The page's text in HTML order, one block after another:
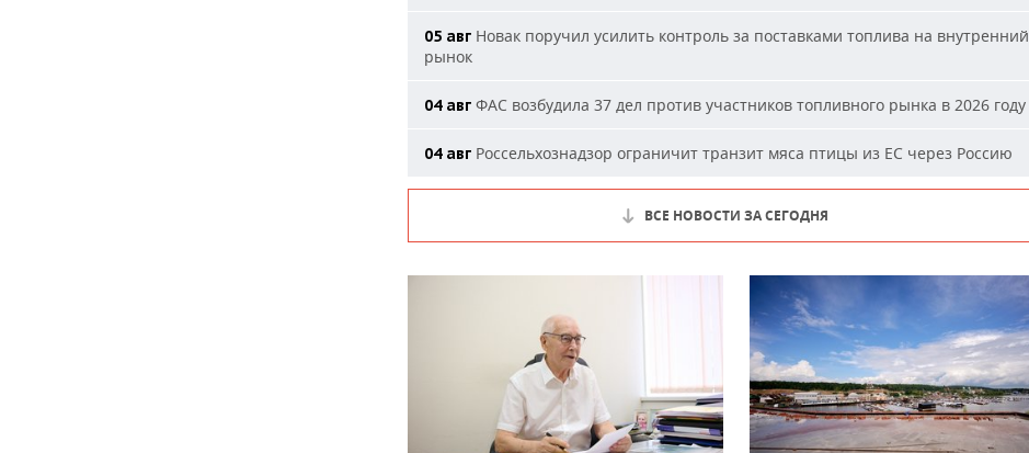
05 авг Новак поручил усилить контроль за поставками топлива на внутренний
рынок
04 авг ФАС возбудила 37 дел против участников топливного рынка в 2026 году
04 авг Россельхознадзор ограничит транзит мяса птицы из ЕС через Россию
ВСЕ НОВОСТИ ЗА СЕГОДНЯ